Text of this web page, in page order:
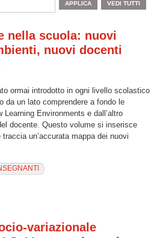
nella scuola: nuovi
nuovi docenti
ormai introdotto in ogni livello scolastico
da un lato comprendere a fondo le
Environments e dall’altro
docente. Questo volume si inserisce
un’accurata mappa dei nuovi
variazionale